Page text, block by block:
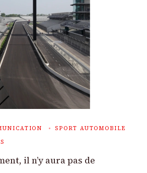
SPORT AUTOMOBILE
il n’y aura pas de